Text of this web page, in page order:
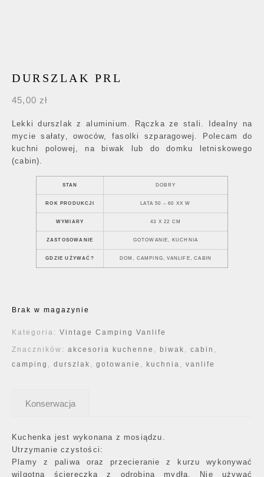
DURSZLAK PRL
45,00 zł
Lekki durszlak z aluminium. Rączka ze stali. Idealny na
mycie sałaty, owoców, fasolki szparagowej. Polecam do
kuchni polowej, na biwak lub do domku letniskowego
(cabin).
STAN DOBRY
ROK PRODUKCJI LATA 50 – 60 XX W
WYMIARY 43 X 22 CM
ZASTOSOWANIE GOTOWANIE, KUCHNIA
GDZIE UŻYWAĆ? DOM, CAMPING, VANLIFE, CABIN
Brak w magazynie
Kategoria: Vintage Camping Vanlife
Znaczników: akcesoria kuchenne , biwak , cabin ,
camping , durszlak , gotowanie , kuchnia , vanlife
Konserwacja
Kuchenka jest wykonana z mosiądzu.
Utrzymanie czystości:
Plamy z paliwa oraz przecieranie z kurzu wykonywać
wilgotną ściereczką z odrobiną mydła. Nie używać